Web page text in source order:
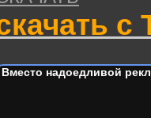
с
Вместо надоедливой